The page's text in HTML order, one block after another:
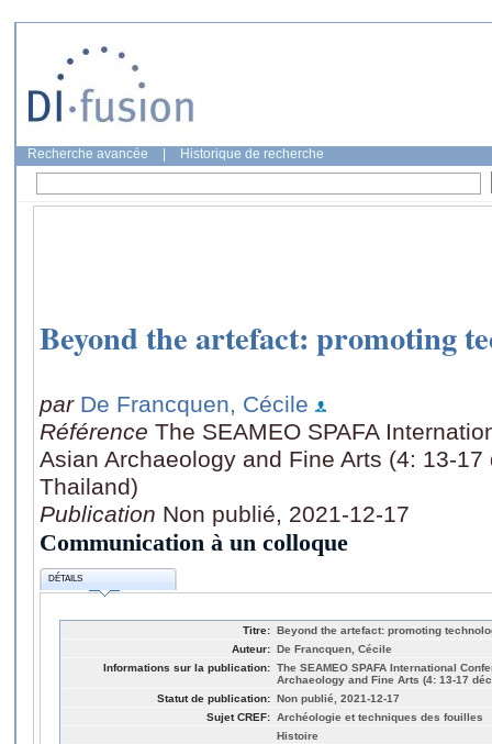
Recherche avancée Historique de recherche
Beyond the artefact: promoting
par De Francquen, Cécile
Référence The SEAMEO SPAFA
Asian Archaeology and Fine Arts (4: 13-
Thailand)
Publication Non publié, 2021-12-17
Communication à un colloque
DÉTAILS
Titre: Beyond the artefact: promoting
Auteur: De Francquen, Cécile
Informations sur la publication: The SEAMEO SPAFA International
Archaeology and Fine Arts (4: 13-17
Statut de publication: Non publié, 2021-12-17
Sujet CREF: Archéologie et techniques des fouilles
Histoire